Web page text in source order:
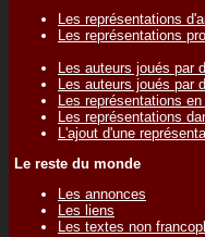
Les représentations
Les représentations
Les auteurs joués par
Les auteurs joués par
Les représentations
Les représentations
L'ajout d'une
Le reste du monde
Les annonces
Les liens
Les textes non